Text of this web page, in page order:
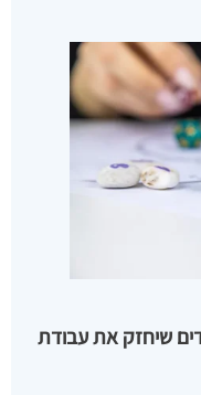
שיחזק את עבודת